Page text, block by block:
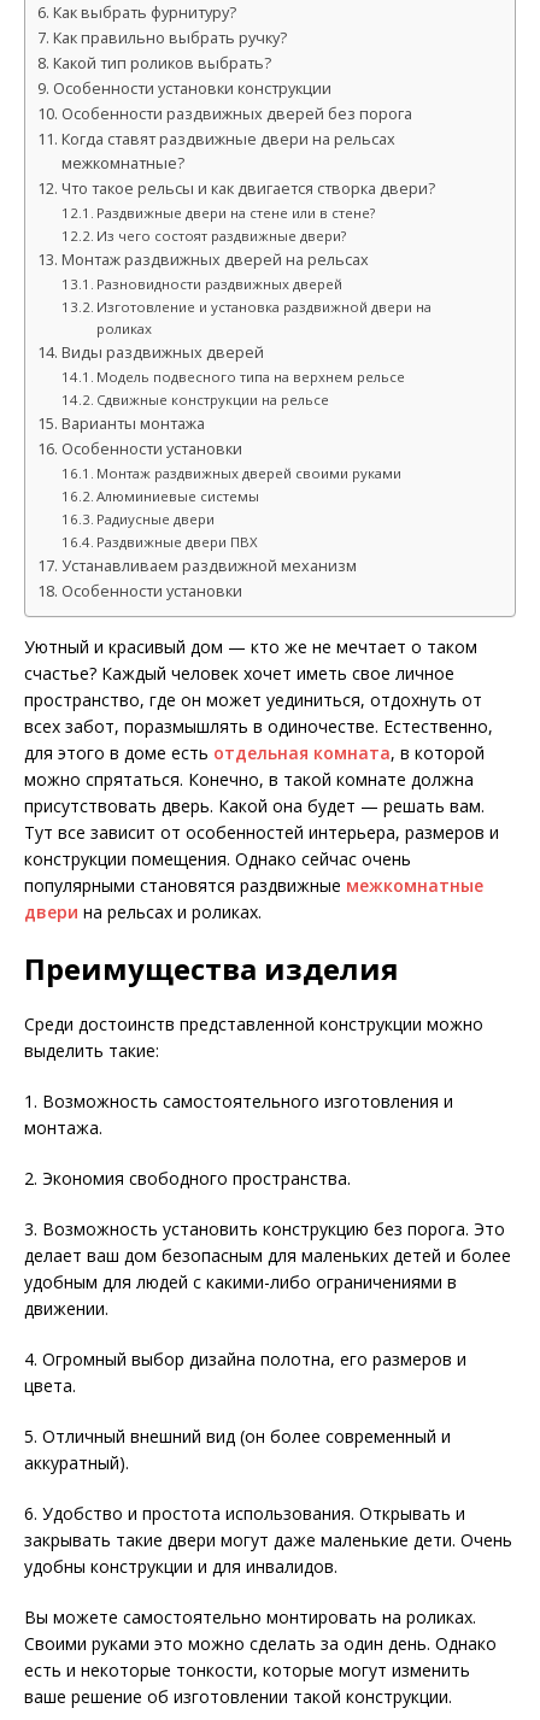
Как выбрать фурнитуру?
Как правильно выбрать ручку?
Какой тип роликов выбрать?
Особенности установки конструкции
Особенности раздвижных дверей без порога
Когда ставят раздвижные двери на рельсах
межкомнатные?
Что такое рельсы и как двигается створка двери?
Раздвижные двери на стене или в стене?
Из чего состоят раздвижные двери?
Монтаж раздвижных дверей на рельсах
Разновидности раздвижных дверей
Изготовление и установка раздвижной двери на
роликах
Виды раздвижных дверей
Модель подвесного типа на верхнем рельсе
Сдвижные конструкции на рельсе
Варианты монтажа
Особенности установки
Монтаж раздвижных дверей своими руками
Алюминиевые системы
Радиусные двери
Раздвижные двери ПВХ
Устанавливаем раздвижной механизм
Особенности установки
Уютный и красивый дом — кто же не мечтает о таком
счастье? Каждый человек хочет иметь свое личное
пространство, где он может уединиться, отдохнуть от
всех забот, поразмышлять в одиночестве. Естественно,
для этого в доме есть отдельная комната, в которой
можно спрятаться. Конечно, в такой комнате должна
присутствовать дверь. Какой она будет — решать вам.
Тут все зависит от особенностей интерьера, размеров и
конструкции помещения. Однако сейчас очень
популярными становятся раздвижные межкомнатные
двери на рельсах и роликах.
Преимущества изделия
Среди достоинств представленной конструкции можно
выделить такие:
1. Возможность самостоятельного изготовления и
монтажа.
2. Экономия свободного пространства.
3. Возможность установить конструкцию без порога. Это
делает ваш дом безопасным для маленьких детей и более
удобным для людей с какими-либо ограничениями в
движении.
4. Огромный выбор дизайна полотна, его размеров и
цвета.
5. Отличный внешний вид (он более современный и
аккуратный).
6. Удобство и простота использования. Открывать и
закрывать такие двери могут даже маленькие дети. Очень
удобны конструкции и для инвалидов.
Вы можете самостоятельно монтировать на роликах.
Своими руками это можно сделать за один день. Однако
есть и некоторые тонкости, которые могут изменить
ваше решение об изготовлении такой конструкции.